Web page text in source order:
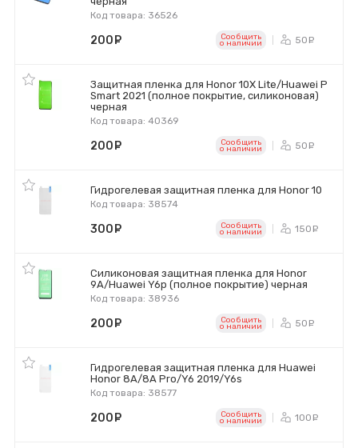
Код товара: 36526
200 Сообщить
o наличии 50
Защитная пленка для Honor 10X Lite/Huawei P
Smart 2021 (полное покрытие, силиконовая)
черная
Код товара: 40369
200 Сообщить
o наличии 50
Гидрогелевая защитная пленка для Honor 10
Код товара: 38574
300 Сообщить
o наличии 150
Силиконовая защитная пленка для Honor
9A/Huawei Y6p (полное покрытие) черная
Код товара: 38936
200 Сообщить
o наличии 50
Гидрогелевая защитная пленка для Huawei
Honor 8A/8A Pro/Y6 2019/Y6s
Код товара: 38577
200 Сообщить
o наличии 100